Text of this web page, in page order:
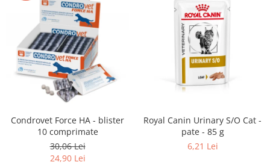
Condrovet Force HA - blister
10 comprimate
30,06 Lei
24,90 Lei
Royal Canin Urinary S/O Cat -
pate - 85 g
6,21 Lei